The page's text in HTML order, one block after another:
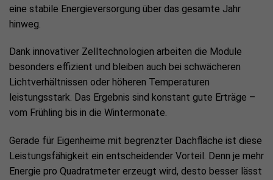
eine stabile Energieversorgung über das gesamte Jahr
hinweg.
Dank innovativer Zelltechnologien arbeiten die Module
besonders effizient und bleiben auch bei schwächeren
Lichtverhältnissen oder höheren Temperaturen
leistungsstark. Das Ergebnis sind konstant gute Erträge –
vom Frühling bis in die Wintermonate.
Gerade für Eigenheime mit begrenzter Dachfläche ist diese
Leistungsfähigkeit ein entscheidender Vorteil. Denn je mehr
Energie pro Quadratmeter erzeugt wird, desto besser lässt